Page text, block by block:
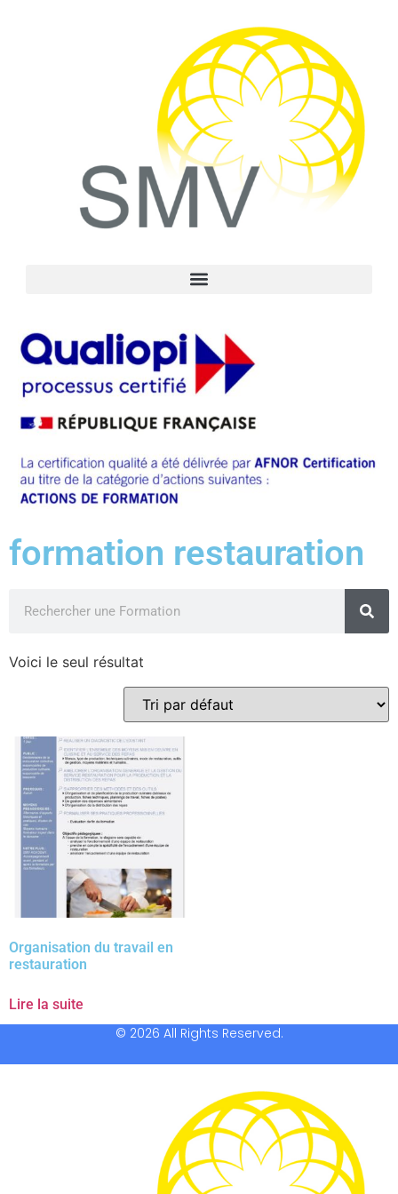
formation restauration
Voici le seul résultat
Organisation du travail en
restauration
Lire la suite
© 2026 All Rights Reserved.